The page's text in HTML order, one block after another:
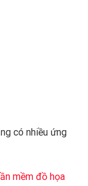
có nhiều ứng
mềm đồ họa